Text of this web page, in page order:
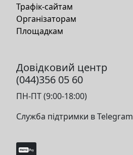
Трафік-сайтам
Організаторам
Площадкам
Довідковий центр
(044)356 05 60
ПН-ПТ (9:00-18:00)
Служба підтримки в Telegram